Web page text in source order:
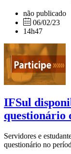
não publicado
06/02/23
14h47
IFSul
questionário
Servidores e
questionário no